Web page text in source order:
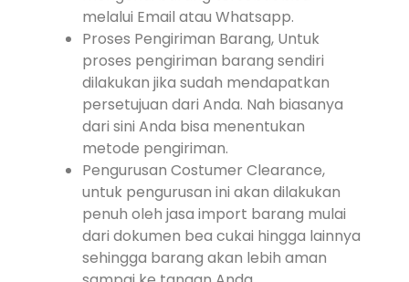
melalui Email atau Whatsapp.
Proses Pengiriman Barang, Untuk
proses pengiriman barang sendiri
dilakukan jika sudah mendapatkan
persetujuan dari Anda. Nah biasanya
dari sini Anda bisa menentukan
metode pengiriman.
Pengurusan Costumer Clearance,
untuk pengurusan ini akan dilakukan
penuh oleh jasa import barang mulai
dari dokumen bea cukai hingga lainnya
sehingga barang akan lebih aman